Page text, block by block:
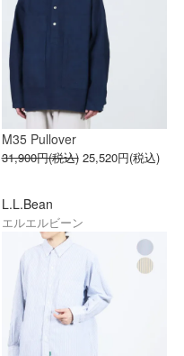
M35 Pullover
31,900円(税込) 25,520円(税込)
L.L.Bean
エルエルビーン